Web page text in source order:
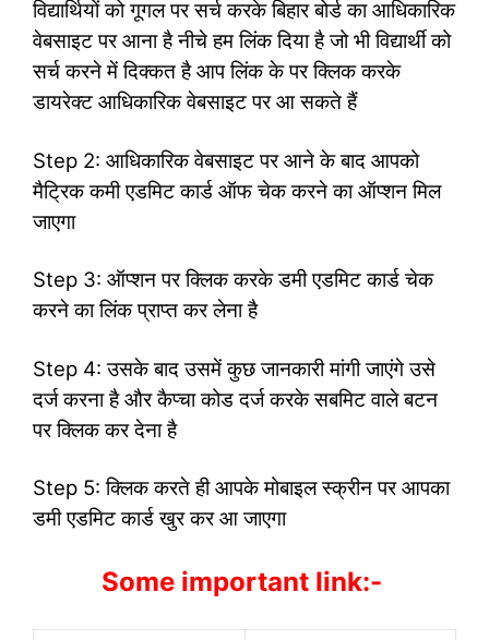
विद्यार्थियों को गूगल पर सर्च करके बिहार बोर्ड का आधिकारिक
वेबसाइट पर आना है नीचे हम लिंक दिया है जो भी विद्यार्थी को
सर्च करने में दिक्कत है आप लिंक के पर क्लिक करके
डायरेक्ट आधिकारिक वेबसाइट पर आ सकते हैं
Step 2: आधिकारिक वेबसाइट पर आने के बाद आपको
मैट्रिक कमी एडमिट कार्ड ऑफ चेक करने का ऑप्शन मिल
जाएगा
Step 3: ऑप्शन पर क्लिक करके डमी एडमिट कार्ड चेक
करने का लिंक प्राप्त कर लेना है
Step 4: उसके बाद उसमें कुछ जानकारी मांगी जाएंगे उसे
दर्ज करना है और कैप्चा कोड दर्ज करके सबमिट वाले बटन
पर क्लिक कर देना है
Step 5: क्लिक करते ही आपके मोबाइल स्क्रीन पर आपका
डमी एडमिट कार्ड खुर कर आ जाएगा
Some important link:-